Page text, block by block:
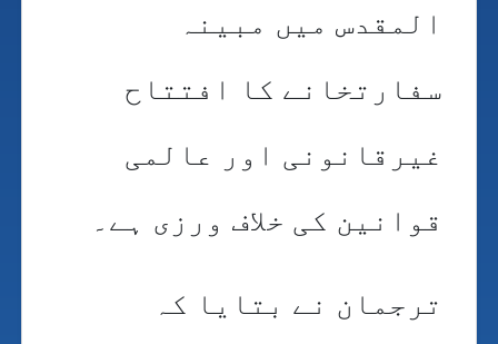
المقدس میں مبینہ
سفارتخانے کا افتتاح
غیرقانونی اور عالمی
قوانین کی خلاف ورزی ہے۔
ترجمان نے بتایا کہ